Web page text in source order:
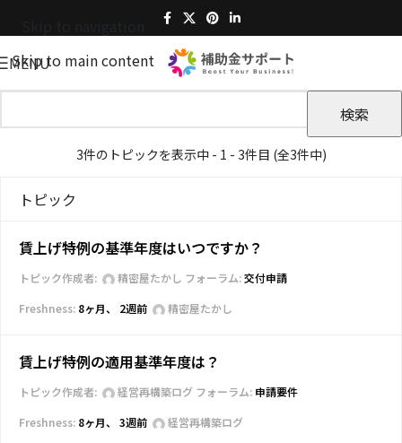
Skip to main content
MENU
3件のトピックを表示中 - 1 - 3件目 (全3件中)
トピック
賃上げ特例の基準年度はいつですか？
トピック作成者: 精密屋たかし フォーラム:交付申請
8ヶ月、 2週前
精密屋たかし
賃上げ特例の適用基準年度は？
トピック作成者: 経営再構築ログ フォーラム: 申請要件
8ヶ月、 3週前
経営再構築ログ